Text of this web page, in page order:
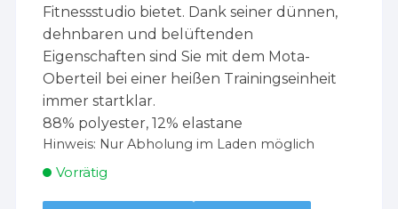
Fitnessstudio bietet. Dank seiner dünnen,
dehnbaren und belüftenden
Eigenschaften sind Sie mit dem Mota-
Oberteil bei einer heißen Trainingseinheit
immer startklar.
88% polyester, 12% elastane
Hinweis: Nur Abholung im Laden möglich
Vorrätig